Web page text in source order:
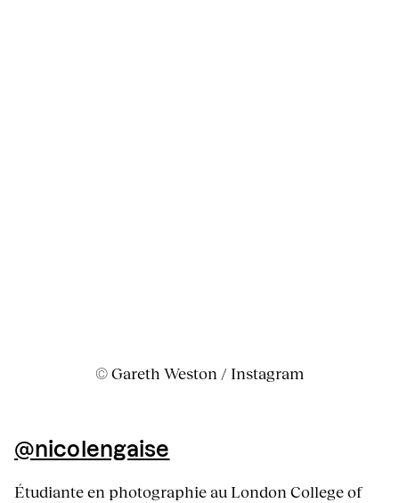
© Gareth Weston / Instagram
@nicolengaise
Étudiante en photographie au London College of